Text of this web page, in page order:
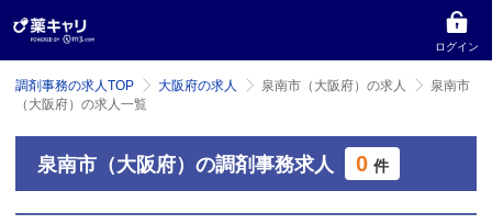
ログイン
調剤事務の求人TOP 大阪府の求人 泉南市（大阪府）の求人
泉南市
（大阪府）の求人一覧
泉南市（大阪府）の調剤事務求人 0 件